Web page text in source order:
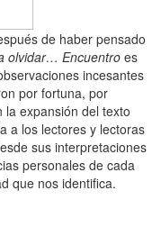
de haber pensado
olvidar… Encuentro es
incesantes
por fortuna, por
expansión del texto
a los lectores y lectoras
sus interpretaciones
personales de cada
que nos identifica.